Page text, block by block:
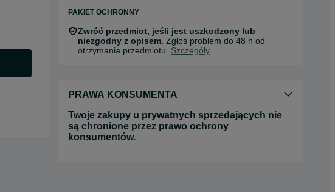
PAKIET OCHRONNY
Zwróć przedmiot, jeśli jest uszkodzony lub
niezgodny z opisem. Zgłoś problem do 48 h od
otrzymania przedmiotu. Szczegóły
PRAWA KONSUMENTA
Twoje zakupy u prywatnych sprzedających nie
są chronione przez prawo ochrony
konsumentów.